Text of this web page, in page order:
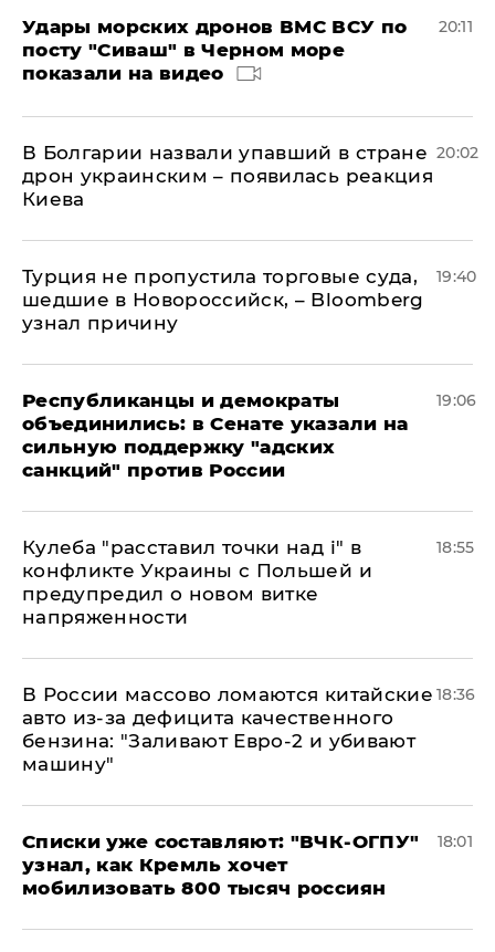
Удары морских дронов ВМС ВСУ по
посту "Сиваш" в Черном море
показали на видео
20:11
В Болгарии назвали упавший в стране
дрон украинским – появилась реакция
Киева
20:02
Турция не пропустила торговые суда,
шедшие в Новороссийск, – Bloomberg
узнал причину
19:40
Республиканцы и демократы
объединились: в Сенате указали на
сильную поддержку "адских
санкций" против России
19:06
Кулеба "расставил точки над і" в
конфликте Украины с Польшей и
предупредил о новом витке
напряженности
18:55
В России массово ломаются китайские
авто из-за дефицита качественного
бензина: "Заливают Евро-2 и убивают
машину"
18:36
Списки уже составляют: "ВЧК-ОГПУ"
узнал, как Кремль хочет
мобилизовать 800 тысяч россиян
18:01